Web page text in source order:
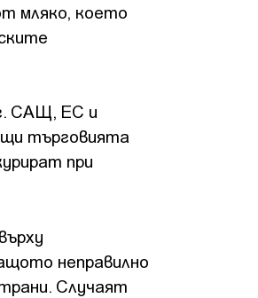
мляко, което
САЩ, ЕС и
търговията
при
неправилно
Случаят